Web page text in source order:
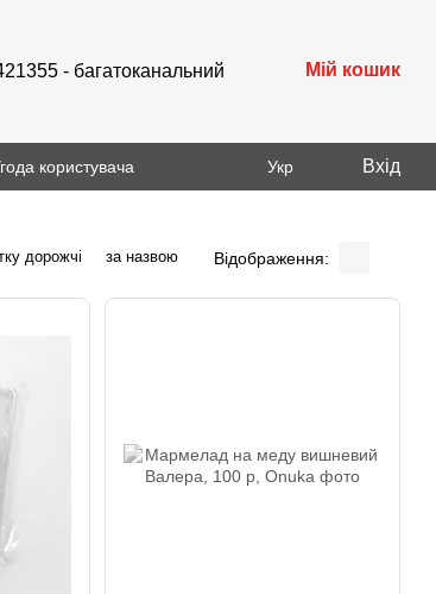
- багатоканальний Мій кошик
користувача Укр Вхід
дорожчі за назвою Відображення: